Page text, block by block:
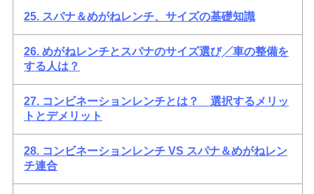
25. スパナ＆めがねレンチ、サイズの基礎知識
26. めがねレンチとスパナのサイズ選び╱車の整備を
する人は？
27. コンビネーションレンチとは？ 選択するメリッ
トとデメリット
28. コンビネーションレンチ VS スパナ＆めがねレン
チ連合